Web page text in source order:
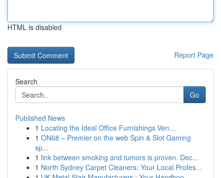
HTML is disabled
Report Page
Search
Go
Published News
1 Locating the Ideal Office Furnishings Ven...
1 ON68 – Premier on the web Spin & Slot Gaming
sp...
1 link between smoking and tumors is proven. Dec...
1 North Sydney Carpet Cleaners: Your Local Profes...